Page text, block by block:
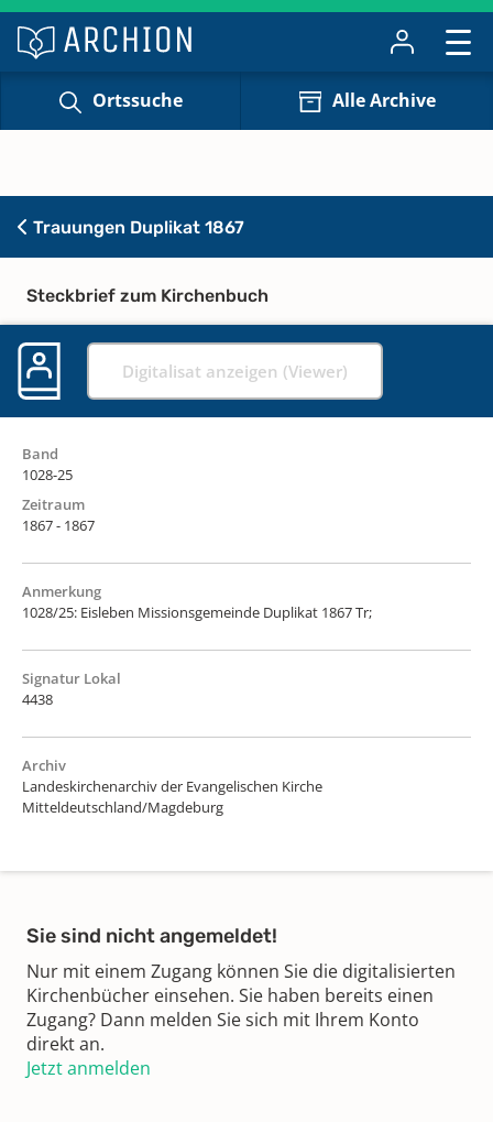
Ortssuche Alle Archive
Trauungen Duplikat 1867
Steckbrief zum Kirchenbuch
Digitalisat anzeigen (Viewer)
Band
1028-25
Zeitraum
1867 - 1867
Anmerkung
1028/25: Eisleben Missionsgemeinde Duplikat 1867 Tr;
Signatur Lokal
4438
Archiv
Landeskirchenarchiv der Evangelischen Kirche
Mitteldeutschland/Magdeburg
Sie sind nicht angemeldet!
Nur mit einem Zugang können Sie die digitalisierten
Kirchenbücher einsehen. Sie haben bereits einen
Zugang? Dann melden Sie sich mit Ihrem Konto
direkt an.
Jetzt anmelden